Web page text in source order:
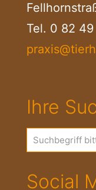
Tel. 0 82
Ihre
Social